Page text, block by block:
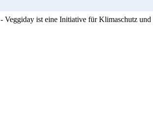
- Veggiday ist eine Initiative für Klimaschutz